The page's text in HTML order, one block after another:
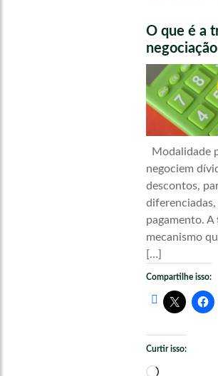
O que é a
Modalidade
negociem
descontos,
pagamento.
mecanismo
[…]
Compartilhe isso:
Curtir isso: